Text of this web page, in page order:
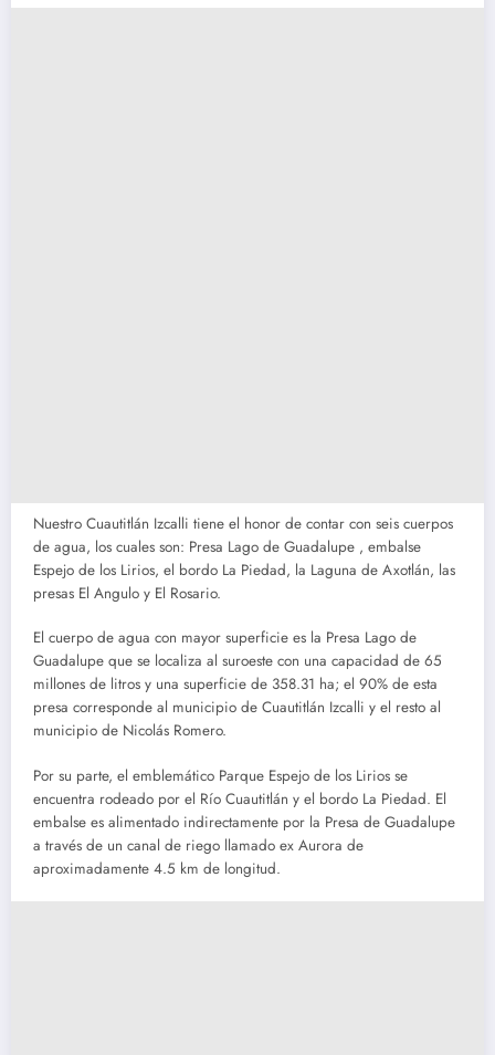
Nuestro Cuautitlán Izcalli tiene el honor de contar con seis cuerpos
de agua, los cuales son: Presa Lago de Guadalupe , embalse
Espejo de los Lirios, el bordo La Piedad, la Laguna de Axotlán, las
presas El Angulo y El Rosario.
El cuerpo de agua con mayor superficie es la Presa Lago de
Guadalupe que se localiza al suroeste con una capacidad de 65
millones de litros y una superficie de 358.31 ha; el 90% de esta
presa corresponde al municipio de Cuautitlán Izcalli y el resto al
municipio de Nicolás Romero.
Por su parte, el emblemático Parque Espejo de los Lirios se
encuentra rodeado por el Río Cuautitlán y el bordo La Piedad. El
embalse es alimentado indirectamente por la Presa de Guadalupe
a través de un canal de riego llamado ex Aurora de
aproximadamente 4.5 km de longitud.